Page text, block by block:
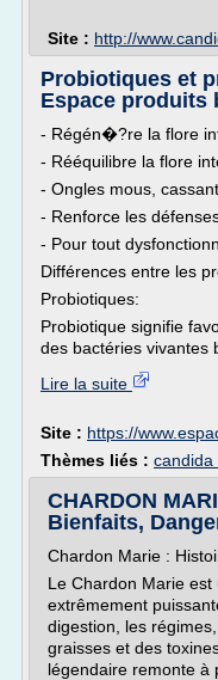
Site : http://
Probiotiques et
Espace produits
- Régén�?re la flore
- Rééquilibre la flore
- Ongles mous,
- Renforce les
- Pour tout
Différences entre les
Probiotiques:
Probiotique signifie
des bactéries vivantes
Lire la suite
Site : https://
Thèmes liés : candida
CHARDON
Bienfaits,
Chardon Marie :
Le Chardon Marie
extrêmement
digestion, les
graisses et des
légendaire remonte à